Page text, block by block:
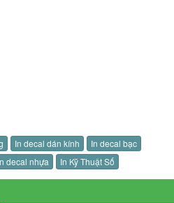
In decal dán kính
In decal bạc
decal nhựa In Kỹ Thuật Số